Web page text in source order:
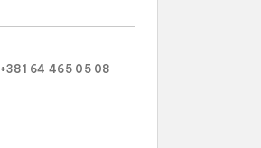
+381 64 465 05 08